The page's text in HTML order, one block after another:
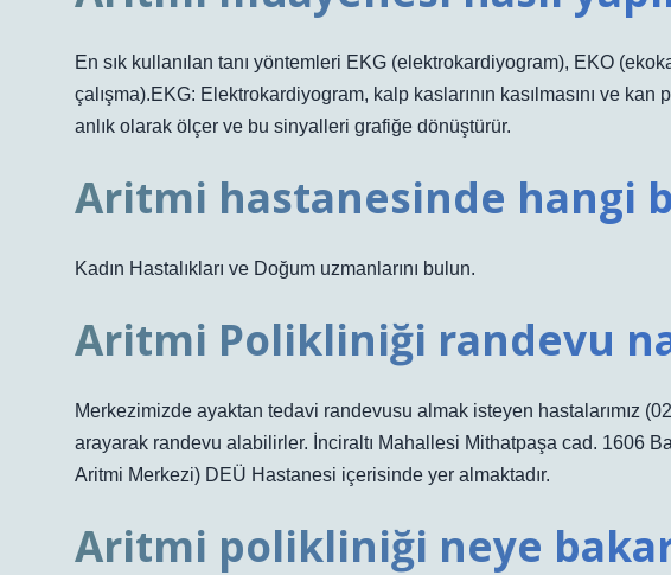
En sık kullanılan tanı yöntemleri EKG (elektrokardiyogram), EKO
çalışma).EKG: Elektrokardiyogram, kalp kaslarının kasılmasını ve
anlık olarak ölçer ve bu sinyalleri grafiğe dönüştürür.
Aritmi hastanesinde hangi
Kadın Hastalıkları ve Doğum uzmanlarını bulun.
Aritmi Polikliniği randevu
Merkezimizde ayaktan tedavi randevusu almak isteyen hastalarımız
arayarak randevu alabilirler. İnciraltı Mahallesi Mithatpaşa cad. 1606
Aritmi Merkezi) DEÜ Hastanesi içerisinde yer almaktadır.
Aritmi polikliniği neye